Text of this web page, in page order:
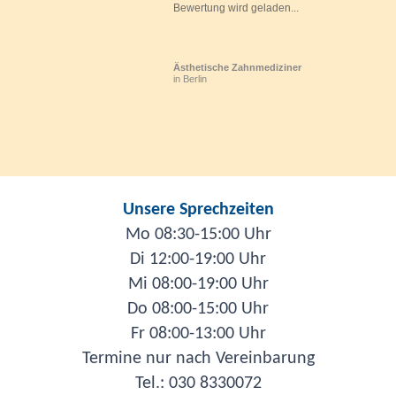
Bewertung wird geladen...
Ästhetische Zahnmediziner
in Berlin
Unsere Sprechzeiten
Mo 08:30-15:00 Uhr
Di 12:00-19:00 Uhr
Mi 08:00-19:00 Uhr
Do 08:00-15:00 Uhr
Fr 08:00-13:00 Uhr
Termine nur nach Vereinbarung
Tel.: 030 8330072